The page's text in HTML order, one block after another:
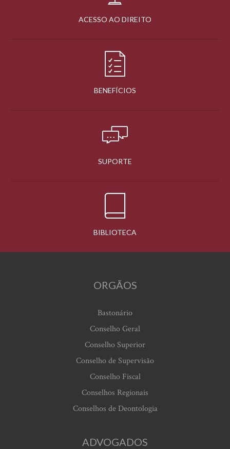
ACESSO AO DIREITO
BENEFÍCIOS
SUPORTE
BIBLIOTECA
ORGÃOS
Bastonário
Conselho Geral
Conselho Superior
Conselho de Supervisão
Conselho Fiscal
Conselhos Regionais
Conselhos de Deontologia
ADVOGADOS